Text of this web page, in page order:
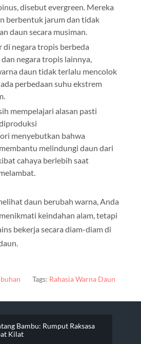
disebut evergreen. Mereka
berbentuk jarum dan tidak
daun secara musiman.
di negara tropis berbeda
negara tropis lainnya,
daun tidak terlalu mencolok
perbedaan suhu ekstrem
mempelajari alasan pasti
menyebutkan bahwa
melindungi daun dari
cahaya berlebih saat
daun berubah warna, Anda
keindahan alam, tetapi
bekerja secara diam-diam di
Tags: Rahasia Warna Daun
Bambu: Rumput Raksasa
Kilat